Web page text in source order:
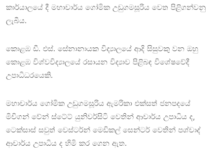
කාර්යාලයේ දී මහාචාර්ය ගෝමික උඩුගමසූරිය වෙත පිළිගන්වනු
ලැබීය.
කොළඹ ඩී. එස්. සේනානායක විද්‍යාලයේ ආදි සිසුවකු වන ඔහු
කොළඹ විශ්වවිද්‍යාලයේ රසායන විද්‍යාව පිළිබඳ විශේෂවේදී
උපාධිධරයෙකි.
මහාචාර්ය ගෝමික උඩුගමසූරිය ඇමරිකා එක්සත් ජනපදයේ
මිචිගන් වේන් ස්ටේට් යුනිවර්සිටි වෙතින් ආචාර්ය උපාධිය ද,
ටෙක්සාස් සවුත් වෙස්ටර්න් මෙඩිකල් සෙන්ටර් වෙතින් පශ්චාද්
ආචාර්ය උපාධිය ද හිමි කර ගෙන ඇත.